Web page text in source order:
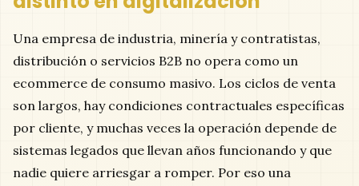
Una empresa de industria, minería y contratistas,
distribución o servicios B2B no opera como un
ecommerce de consumo masivo. Los ciclos de venta
son largos, hay condiciones contractuales específicas
por cliente, y muchas veces la operación depende de
sistemas legados que llevan años funcionando y que
nadie quiere arriesgar a romper. Por eso una